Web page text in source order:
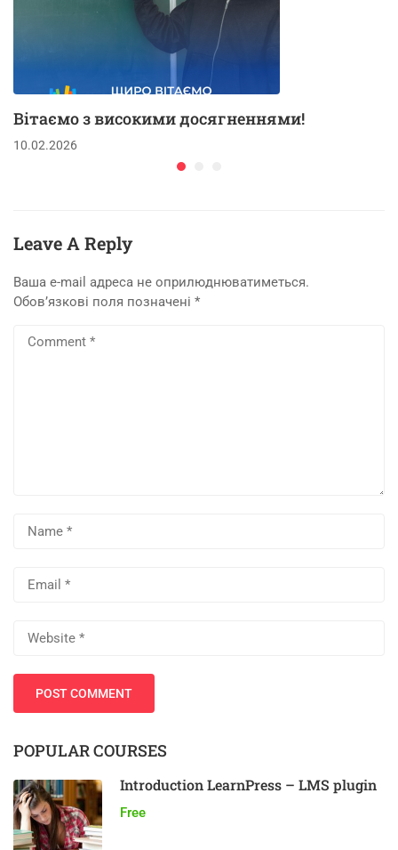
Вітаємо з високими досягненнями!
10.02.2026
Leave A Reply
Ваша e-mail адреса не оприлюднюватиметься.
Обов’язкові поля позначені *
POPULAR COURSES
Introduction LearnPress – LMS plugin
Free